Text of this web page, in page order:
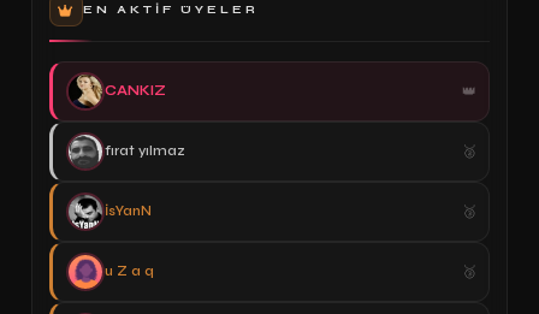
EN AKTIF ÜYELER
CANKIZ
fırat yılmaz
İsYanN
u Z a q